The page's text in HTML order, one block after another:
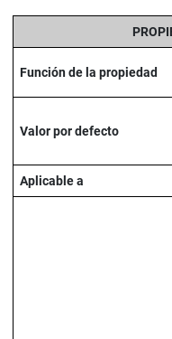
Función de la propiedad
Valor por defecto
Aplicable a